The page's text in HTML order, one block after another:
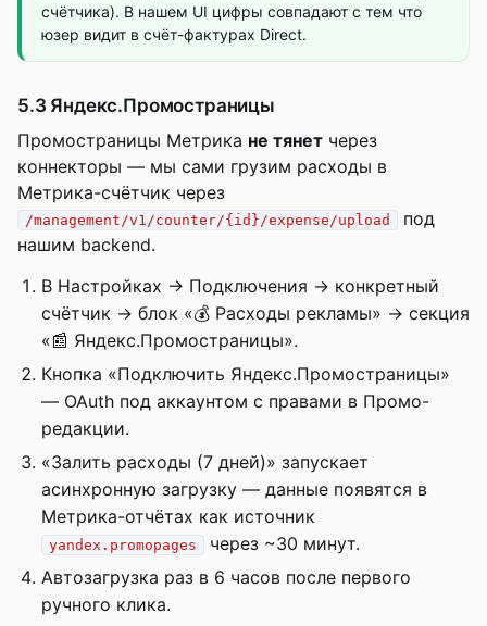
счётчика). В нашем UI цифры совпадают с тем что
юзер видит в счёт-фактурах Direct.
5.3 Яндекс.Промостраницы
Промостраницы Метрика не тянет через
коннекторы — мы сами грузим расходы в
Метрика-счётчик через
/management/v1/counter/{id}/expense/upload
под
нашим backend.
В Настройках → Подключения → конкретный
счётчик → блок «💰 Расходы рекламы» → секция
«📰 Яндекс.Промостраницы».
Кнопка «Подключить Яндекс.Промостраницы»
— OAuth под аккаунтом с правами в Промо-
редакции.
«Залить расходы (7 дней)» запускает
асинхронную загрузку — данные появятся в
Метрика-отчётах как источник
yandex.promopages
через ~30 минут.
Автозагрузка раз в 6 часов после первого
ручного клика.